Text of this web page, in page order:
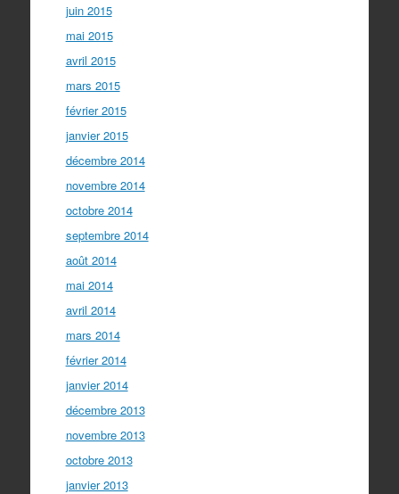
juin 2015
mai 2015
avril 2015
mars 2015
février 2015
janvier 2015
décembre 2014
novembre 2014
octobre 2014
septembre 2014
août 2014
mai 2014
avril 2014
mars 2014
février 2014
janvier 2014
décembre 2013
novembre 2013
octobre 2013
janvier 2013